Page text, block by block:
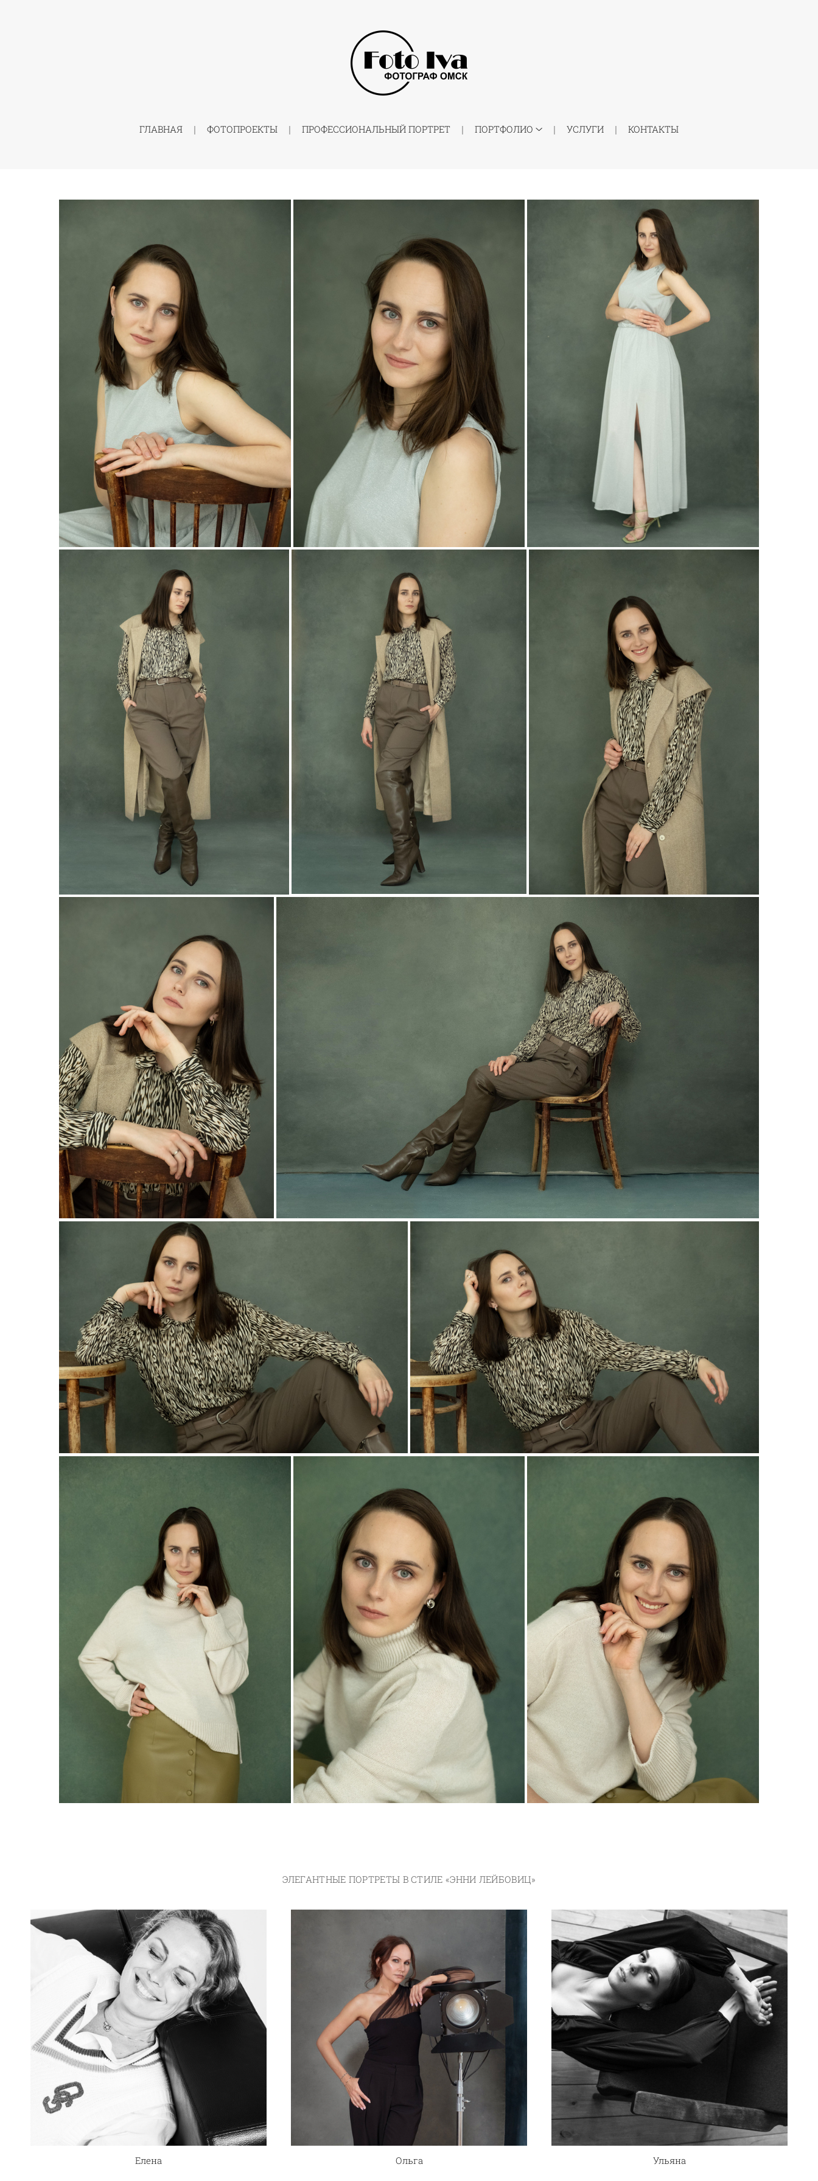
ГЛАВНАЯ ФОТОПРОЕКТЫ ПРОФЕССИОНАЛЬНЫЙ ПОРТРЕТ ПОРТФОЛИО УСЛУГИ КОНТАКТЫ
ЭЛЕГАНТНЫЕ ПОРТРЕТЫ В СТИЛЕ «ЭННИ ЛЕЙБОВИЦ»
Елена Ольга Ульяна